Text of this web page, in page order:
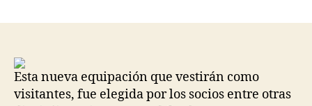
Esta nueva equipación que vestirán como
visitantes, fue elegida por los socios entre otras